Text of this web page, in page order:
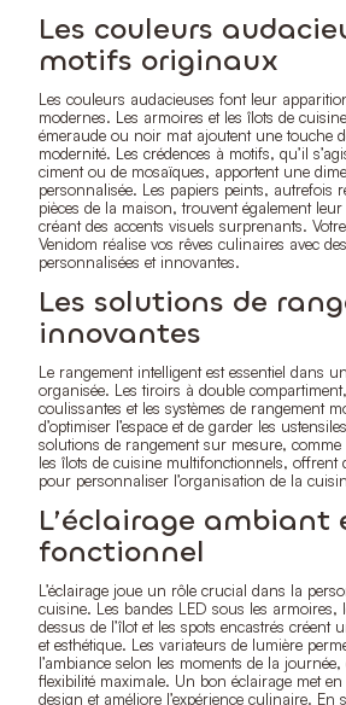
Les couleurs
motifs originaux
Les couleurs audacieuses font leur
modernes. Les armoires et les îlots de
émeraude ou noir mat ajoutent une touche
modernité. Les crédences à motifs, qu’il
ciment ou de mosaïques, apportent une
personnalisée. Les papiers peints, autrefois
pièces de la maison, trouvent également
créant des accents visuels surprenants.
Venidom réalise vos rêves culinaires avec
personnalisées et innovantes.
Les solutions de
innovantes
Le rangement intelligent est essentiel dans
organisée. Les tiroirs à double
coulissantes et les systèmes de rangement
d’optimiser l’espace et de garder les
solutions de rangement sur mesure, comme
les îlots de cuisine multifonctionnels, offrent
pour personnaliser l’organisation de la
L’éclairage ambiant
fonctionnel
L’éclairage joue un rôle crucial dans la
cuisine. Les bandes LED sous les armoires,
dessus de l’îlot et les spots encastrés créent
et esthétique. Les variateurs de lumière
l’ambiance selon les moments de la
flexibilité maximale. Un bon éclairage met
design et améliore l’expérience culinaire. En